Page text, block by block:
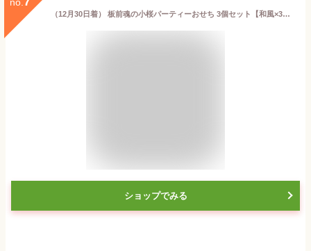
（12月30日着） 板前魂の小桜パーティーおせち 3個セット【和風×3】板前魂 個食 ミニ一段重 0.7人前
ショップでみる